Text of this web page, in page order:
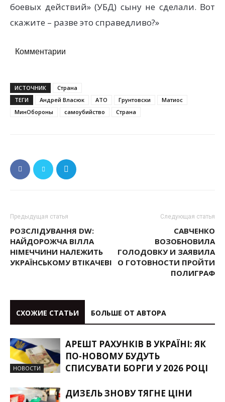
боевых действий» (УБД) сыну не сделали. Вот
скажите – разве это справедливо?»
Комментарии
ИСТОЧНИК
Страна
ТЕГИ
Андрей Власюк АТО Грунтовски
Матиос
МинОбороны
самоубийство Страна
Предыдущая статья
РОЗСЛІДУВАННЯ DW:
НАЙДОРОЖЧА ВІЛЛА
НІМЕЧЧИНИ НАЛЕЖИТЬ
УКРАЇНСЬКОМУ ВТІКАЧЕВІ
Следующая статья
САВЧЕНКО
ВОЗОБНОВИЛА
ГОЛОДОВКУ И ЗАЯВИЛА
О ГОТОВНОСТИ ПРОЙТИ
ПОЛИГРАФ
СХОЖИЕ СТАТЬИ БОЛЬШЕ ОТ АВТОРА
НОВОСТИ
АРЕШТ РАХУНКІВ В УКРАЇНІ: ЯК
ПО-НОВОМУ БУДУТЬ
СПИСУВАТИ БОРГИ У 2026 РОЦІ
ДИЗЕЛЬ ЗНОВУ ТЯГНЕ ЦІНИ